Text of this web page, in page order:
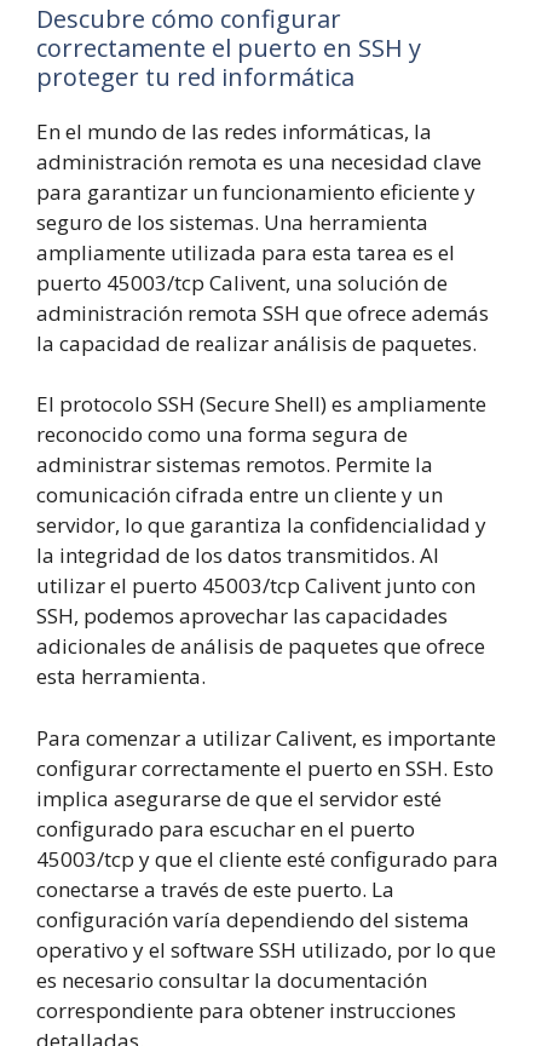
Descubre cómo configurar
correctamente el puerto en SSH y
proteger tu red informática
En el mundo de las redes informáticas, la
administración remota es una necesidad clave
para garantizar un funcionamiento eficiente y
seguro de los sistemas. Una herramienta
ampliamente utilizada para esta tarea es el
puerto 45003/tcp Calivent, una solución de
administración remota SSH que ofrece además
la capacidad de realizar análisis de paquetes.
El protocolo SSH (Secure Shell) es ampliamente
reconocido como una forma segura de
administrar sistemas remotos. Permite la
comunicación cifrada entre un cliente y un
servidor, lo que garantiza la confidencialidad y
la integridad de los datos transmitidos. Al
utilizar el puerto 45003/tcp Calivent junto con
SSH, podemos aprovechar las capacidades
adicionales de análisis de paquetes que ofrece
esta herramienta.
Para comenzar a utilizar Calivent, es importante
configurar correctamente el puerto en SSH. Esto
implica asegurarse de que el servidor esté
configurado para escuchar en el puerto
45003/tcp y que el cliente esté configurado para
conectarse a través de este puerto. La
configuración varía dependiendo del sistema
operativo y el software SSH utilizado, por lo que
es necesario consultar la documentación
correspondiente para obtener instrucciones
detalladas.